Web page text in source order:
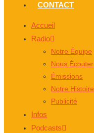
CONTACT
Accueil
Radio
Notre Équipe
Nous Écouter
Émissions
Notre Histoire
Publicité
Infos
Podcasts